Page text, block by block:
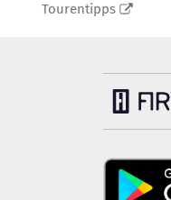
Tourentipps